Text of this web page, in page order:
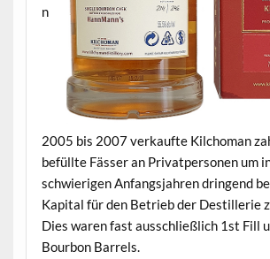
n
2005 bis 2007 verkaufte Kilchoman
befüllte Fässer an Privatpersonen um
schwierigen Anfangsjahren dringend
Kapital für den Betrieb der Destillerie
Dies waren fast ausschließlich 1st Fill
Bourbon Barrels.